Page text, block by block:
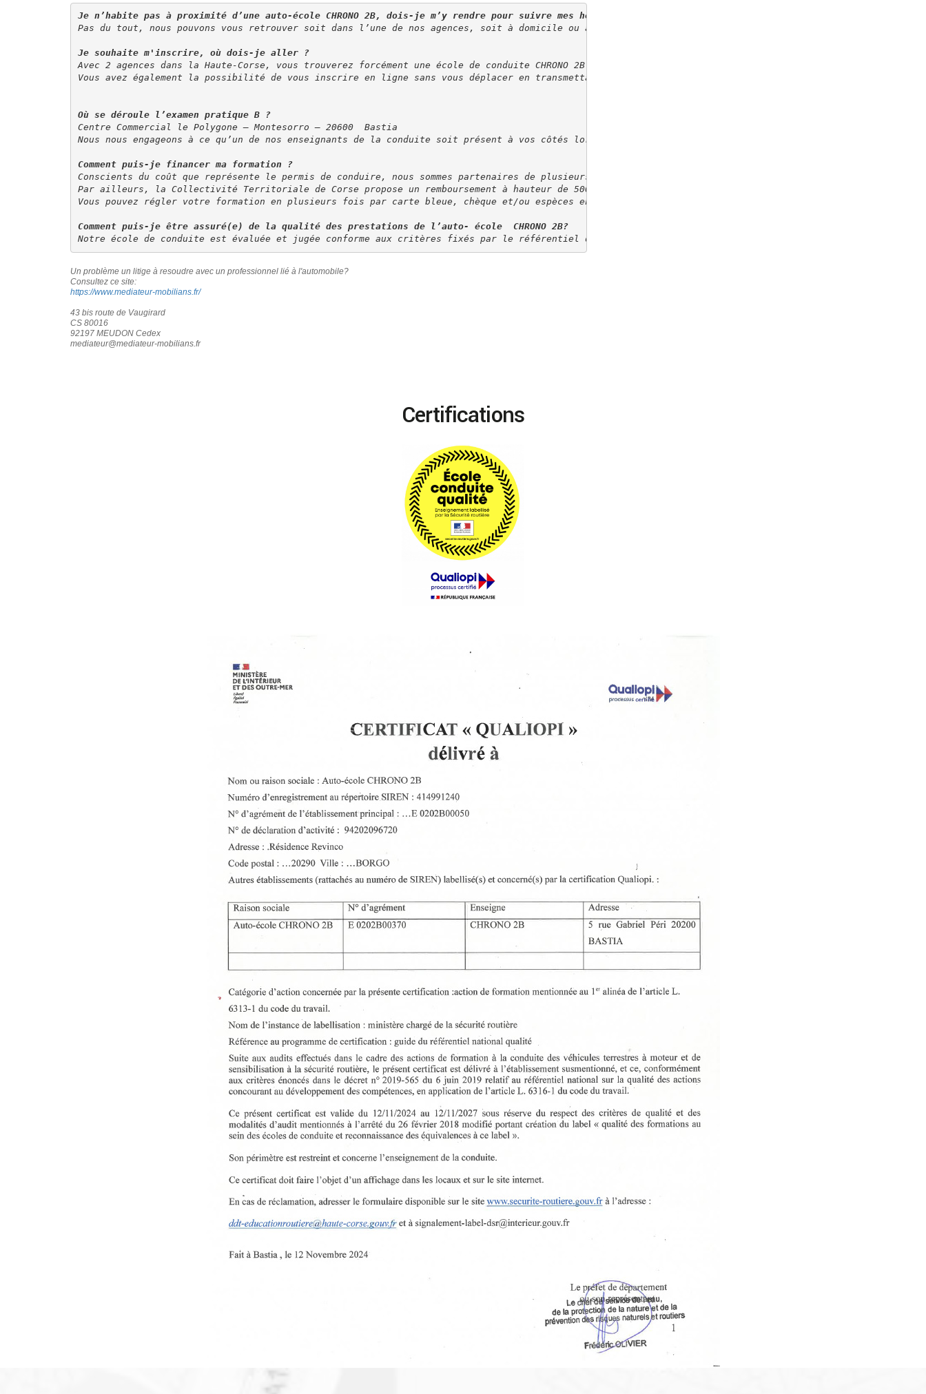
Je n’habite pas à proximité d’une auto-école CHRONO 2B, dois-je m’y rendre pour suivre mes heures de conduite ?
Pas du tout, nous pouvons vous retrouver soit dans l’une de nos agences, soit à domicile ou à un lieu que vous aurez choisi (travail, mairie etc…).
Je souhaite m'inscrire, où dois-je aller ?
Avec 2 agences dans la Haute-Corse, vous trouverez forcément une école de conduite CHRONO 2B proche de votre domicile, de votre école ou de votre lieu
Vous avez également la possibilité de vous inscrire en ligne sans vous déplacer en transmettant les pièces administratives à chrono2b@hotmail.fr
Où se déroule l’examen pratique B ?
Centre Commercial le Polygone – Montesorro – 20600  Bastia
Nous nous engageons à ce qu’un de nos enseignants de la conduite soit présent à vos côtés lors des examens.
Comment puis-je financer ma formation ?
Conscients du coût que représente le permis de conduire, nous sommes partenaires de plusieurs dispositifs d’aide au financement comme le Permis à un
Par ailleurs, la Collectivité Territoriale de Corse propose un remboursement à hauteur de 500€ pour les foyers fiscaux éligible à travers le
Vous pouvez régler votre formation en plusieurs fois par carte bleue, chèque et/ou espèces en agence, par virement bancaire mais également en ligne via
Comment puis-je être assuré(e) de la qualité des prestations de l’auto- école  CHRONO 2B?
Notre école de conduite est évaluée et jugée conforme aux critères fixés par le référentiel du label « Qualité des formations au sein des écoles de
Un problème un litige à resoudre avec un professionnel lié à l'automobile?
Consultez ce site:
https://www.mediateur-mobilians.fr/
43 bis route de Vaugirard
CS 80016
92197 MEUDON Cedex
mediateur@mediateur-mobilians.fr
Certifications